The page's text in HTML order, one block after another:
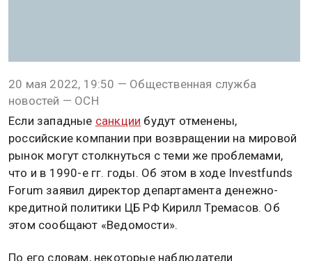
20 мая 2022, 19:50 — Общественная служба
новостей — ОСН
Если западные санкции будут отменены,
российские компании при возвращении на мировой
рынок могут столкнуться с теми же проблемами,
что и в 1990-е гг. годы. Об этом в ходе Investfunds
Forum заявил директор департамента денежно-
кредитной политики ЦБ РФ Кирилл Тремасов. Об
этом сообщают «Ведомости».
По его словам, некоторые наблюдатели